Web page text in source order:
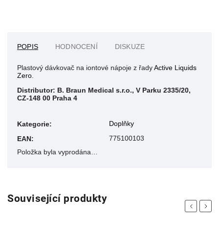
POPIS HODNOCENÍ DISKUZE
Plastový dávkovač na iontové nápoje z řadyActive Liquids
Zero
Distributor: B. Braun Medical s.r.o., V Parku 2335/20,
CZ-148 00 Praha 4
Kategorie:
Doplňky
EAN:
775100103
Položka byla vyprodána…
Související produkty
PreviousNext